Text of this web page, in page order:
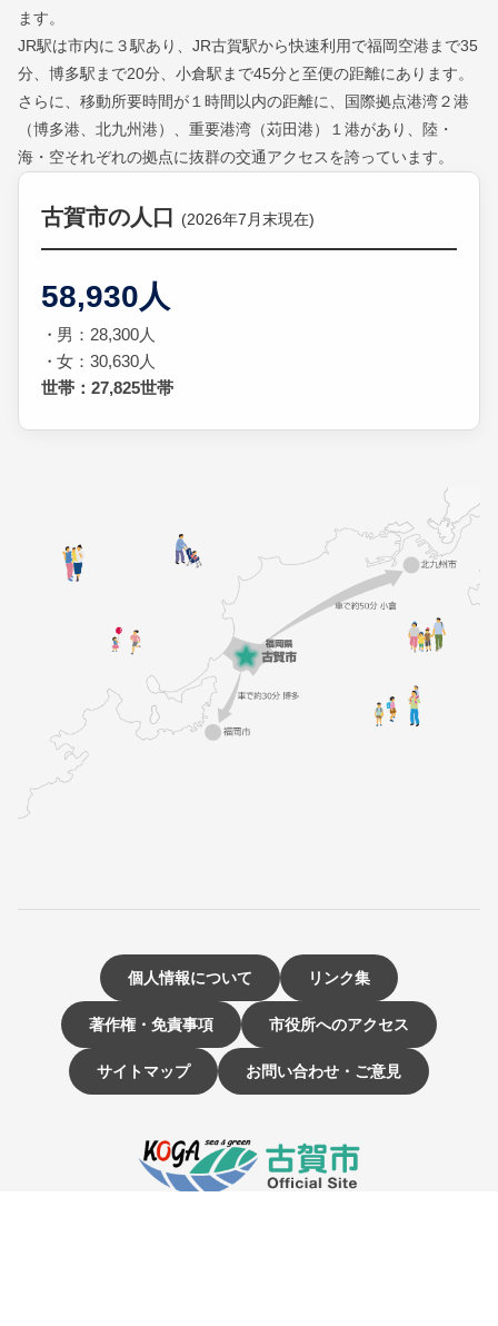
ます。
JR駅は市内に３駅あり、JR古賀駅から快速利用で福岡空港まで35
分、博多駅まで20分、小倉駅まで45分と至便の距離にあります。
さらに、移動所要時間が１時間以内の距離に、国際拠点港湾２港
（博多港、北九州港）、重要港湾（苅田港）１港があり、陸・
海・空それぞれの拠点に抜群の交通アクセスを誇っています。
古賀市の人口 (2026年7月末現在)
58,930人
男：28,300人
女：30,630人
世帯：27,825世帯
個人情報について リンク集
著作権・免責事項 市役所へのアクセス
サイトマップ お問い合わせ・ご意見